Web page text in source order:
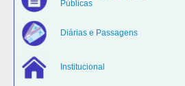
Públicas
Diárias e Passagens
Institucional